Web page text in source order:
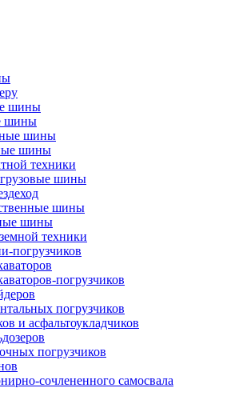
шины
шины
шины
шины
техники
шины
шины
шины
техники
погрузчиков
погрузчиков
погрузчиков
и асфальтоукладчиков
погрузчиков
сочлененного самосвала